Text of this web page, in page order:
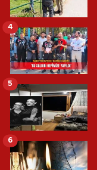
4
5
6